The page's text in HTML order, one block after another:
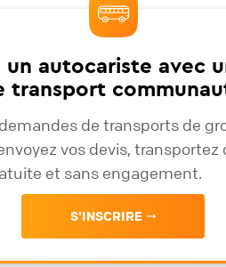
un autocariste avec
transport
de transports de
vos devis, transportez
et sans engagement.
S'INSCRIRE